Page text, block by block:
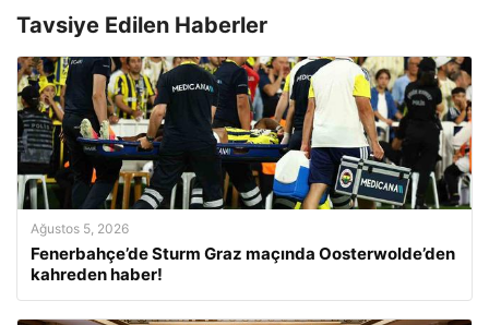
Tavsiye Edilen Haberler
Ağustos 5, 2026
Fenerbahçe’de Sturm Graz maçında Oosterwolde’den
kahreden haber!